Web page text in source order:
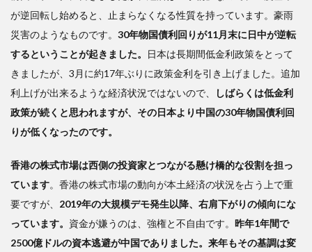
が逆回転し始めると、止まらなくなる性質を持っています。豪雨
災害のようなものです。 30年物国債利回りが11月末に日中が逆転
するということが起きました。
日本は長期間低金利政策をとって
きましたが、3月に約17年ぶりに政策金利を引き上げました。追加
利上げが出来るような経済状況ではないので、
しばらくは低金利
政策が続くと思われますが、その日本より中国の30年物国債利回
りが低くなったのです。
香港の株式市場は西側の投資家とつながる懸け橋的な役割を担っ
ています。香港の株式市場の動向が本土経済の状況を占う上で重
要ですが、 2019年の大規模デモ発生以降、右肩下がりの傾向にな
っています。 資金が嫌うのは、強権と不自由です。 昨年1年間で
2500億ドルの資本逃避が中国でありました。来年もその基調は変